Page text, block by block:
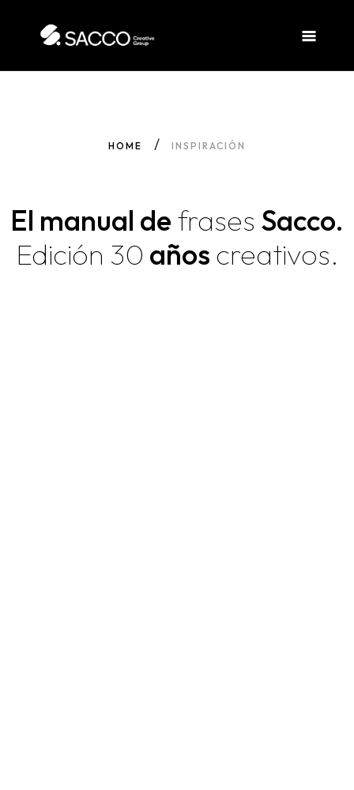
HOME INSPIRACIÓN
El manual de frases Sacco.
Edición 30 años creativos.